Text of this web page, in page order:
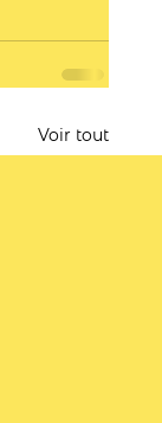
Voir tout